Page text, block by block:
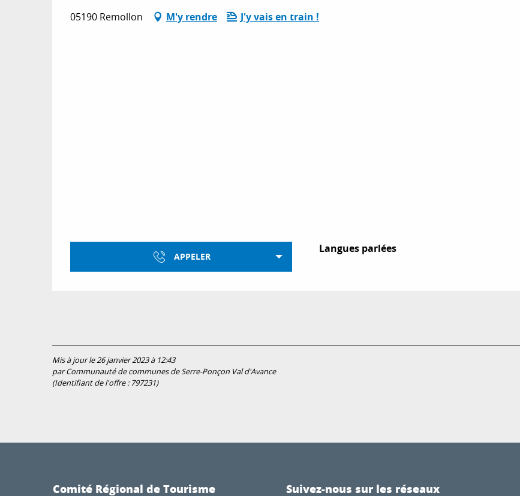
05190 Remollon M'y rendre J'y vais en train !
APPELER
Langues parlées
Langues parlées
Mis à jour le 26 janvier 2023 à 12:43
par Communauté de communes de Serre-Ponçon Val d'Avance
(Identifiant de l'offre : 797231)
Comité Régional de Tourisme Suivez-nous sur les réseaux